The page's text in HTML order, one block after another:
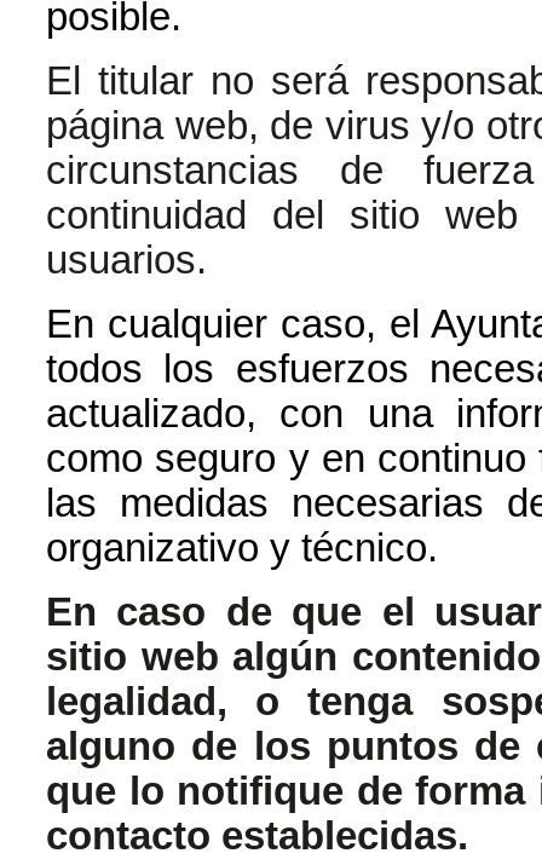
posible.
El titular no será
página web, de virus y/o
circunstancias de
continuidad del sitio
usuarios.
En cualquier caso, el
todos los esfuerzos
actualizado, con una
como seguro y en
las medidas necesarias
organizativo y técnico.
En caso de que el
sitio web algún
legalidad, o tenga
alguno de los puntos de
que lo notifique de forma
contacto establecidas.